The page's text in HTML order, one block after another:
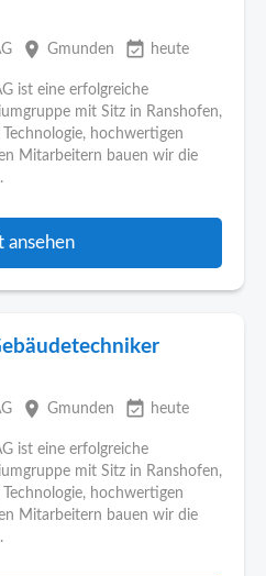
place Gmunden event_available heute
ist eine erfolgreiche
mit Sitz in Ranshofen,
hochwertigen
Mitarbeitern bauen wir die
ansehen
place Gmunden event_available heute
ist eine erfolgreiche
mit Sitz in Ranshofen,
hochwertigen
Mitarbeitern bauen wir die